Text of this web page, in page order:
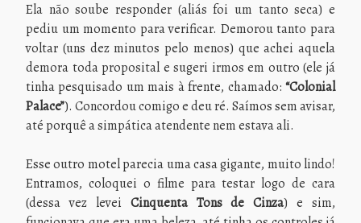
Ela não soube responder (aliás foi um tanto seca) e
pediu um momento para verificar. Demorou tanto para
voltar (uns dez minutos pelo menos) que achei aquela
demora toda proposital e sugeri irmos em outro (ele já
tinha pesquisado um mais à frente, chamado: “Colonial
Palace”). Concordou comigo e deu ré. Saímos sem avisar,
até porquê a simpática atendente nem estava ali.
Esse outro motel parecia uma casa gigante, muito lindo!
Entramos, coloquei o filme para testar logo de cara
(dessa vez levei Cinquenta Tons de Cinza) e sim,